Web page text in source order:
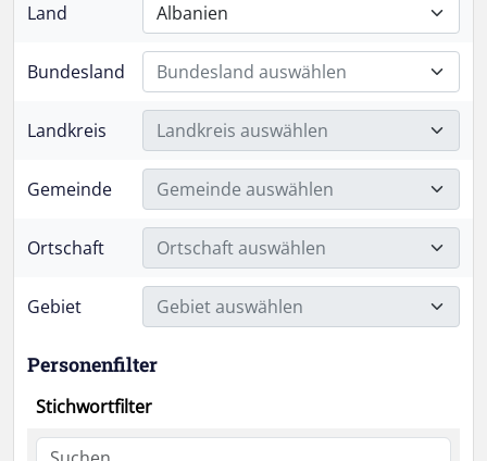
Land Albanien
Bundesland Bundesland auswählen
Landkreis Landkreis auswählen
Gemeinde Gemeinde auswählen
Ortschaft Ortschaft auswählen
Gebiet Gebiet auswählen
Personenfilter
Stichwortfilter